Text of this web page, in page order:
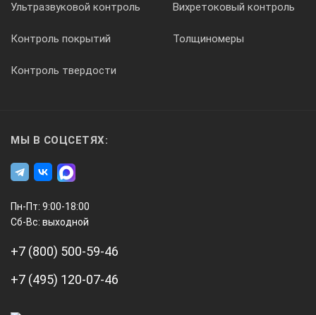
±0,3 м
Питание
2 элемента D
720x110x150 мм
Ультразвуковой контроль Вихретоковый контроль
Контроль покрытий Толщиномеры
Контроль твердости
МЫ В СОЦСЕТЯХ:
Пн-Пт: 9:00-18:00
Сб-Вс: выходной
+7 (800) 500-59-46
+7 (495) 120-07-46